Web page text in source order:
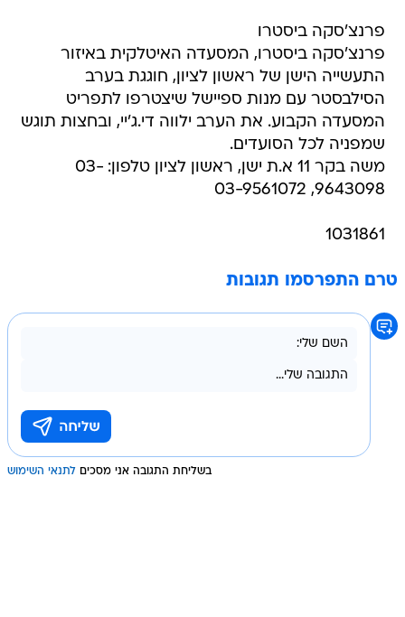
פרנצ'סקה ביסטרו
פרנצ'סקה ביסטרו, המסעדה האיטלקית באיזור
התעשייה הישן של ראשון לציון, חוגגת בערב
הסילבסטר עם מנות ספיישל שיצטרפו לתפריט
המסעדה הקבוע. את הערב ילווה די.ג'יי, ובחצות תוגש
שמפניה לכל הסועדים.
משה בקר 11 א.ת ישן, ראשון לציון טלפון: 03-
9643098, 03-9561072
1031861
טרם התפרסמו תגובות
בשליחת התגובה אני מסכים לתנאי השימוש